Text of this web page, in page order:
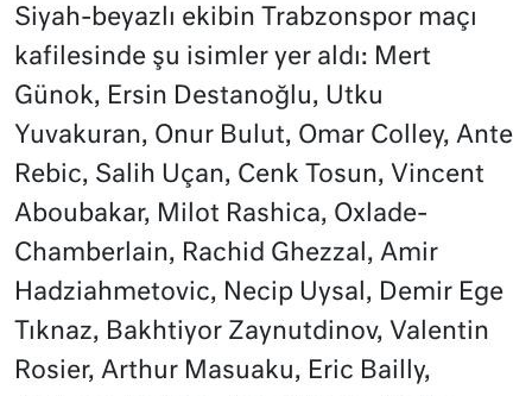
Siyah-beyazlı ekibin Trabzonspor maçı
kafilesinde şu isimler yer aldı: Mert
Günok, Ersin Destanoğlu, Utku
Yuvakuran, Onur Bulut, Omar Colley, Ante
Rebic, Salih Uçan, Cenk Tosun, Vincent
Aboubakar, Milot Rashica, Oxlade-
Chamberlain, Rachid Ghezzal, Amir
Hadziahmetovic, Necip Uysal, Demir Ege
Tıknaz, Bakhtiyor Zaynutdinov, Valentin
Rosier, Arthur Masuaku, Eric Bailly,